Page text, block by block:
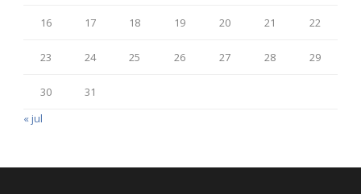
16 17 18 19 20 21 22
23 24 25 26 27 28 29
30
31
« jul